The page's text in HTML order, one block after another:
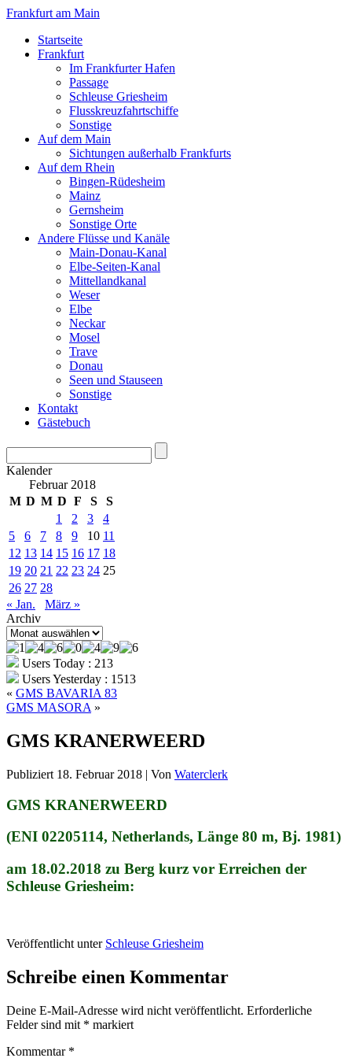
Frankfurt am Main
Startseite
Frankfurt
Im Frankfurter Hafen
Passage
Schleuse Griesheim
Flusskreuzfahrtschiffe
Sonstige
Auf dem Main
Sichtungen außerhalb Frankfurts
Auf dem Rhein
Bingen-Rüdesheim
Mainz
Gernsheim
Sonstige Orte
Andere Flüsse und Kanäle
Main-Donau-Kanal
Elbe-Seiten-Kanal
Mittellandkanal
Weser
Elbe
Neckar
Mosel
Trave
Donau
Seen und Stauseen
Sonstige
Kontakt
Gästebuch
Kalender
Februar 2018
M D M D F S
S
1
2 3
4
5
6 7 8 9 10 11
12 13 14 15 16 17 18
19 20 21 22 23 24 25
26 27 28
« Jan.
März »
Archiv
Archiv
Users Today : 213
Users Yesterday : 1513
« GMS BAVARIA 83
GMS MASORA »
GMS KRANERWEERD
Publiziert 18. Februar 2018 | Von Waterclerk
GMS KRANERWEERD
(ENI 02205114, Netherlands, Länge 80 m, Bj. 1981)
am 18.02.2018 zu Berg kurz vor Erreichen der
Schleuse Griesheim:
Veröffentlicht unter Schleuse Griesheim
Schreibe einen Kommentar
Deine E-Mail-Adresse wird nicht veröffentlicht. Erforderliche
Felder sind mit * markiert
Kommentar *